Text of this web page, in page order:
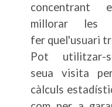
concentrant
millorar les
fer quel'usuari
Pot
seua visita
càlculs